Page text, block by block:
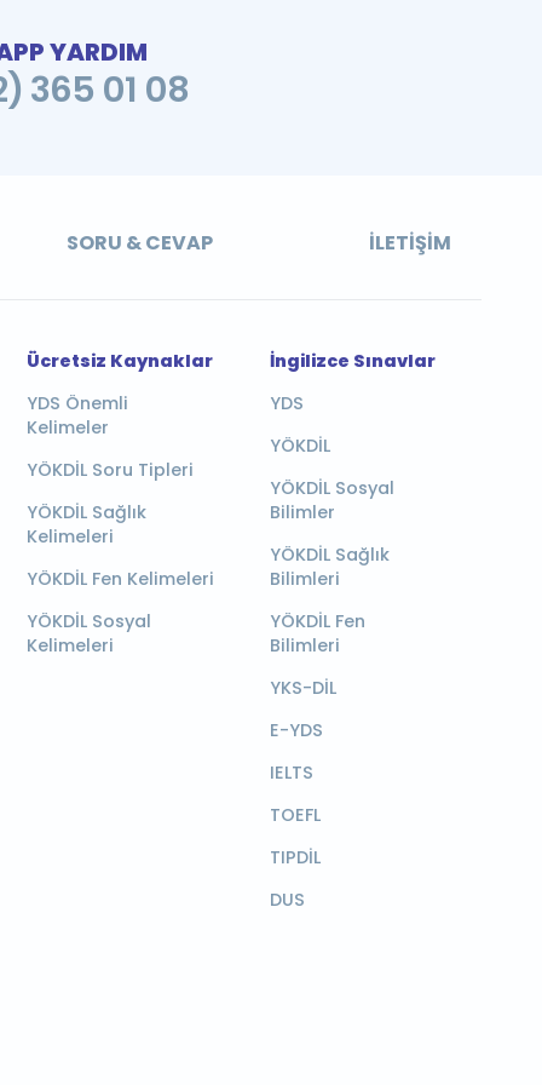
YARDIM
365 01 08
SORU & CEVAP İLETIŞIM
Ücretsiz Kaynaklar
YDS Önemli
Kelimeler
YÖKDİL Soru Tipleri
YÖKDİL Sağlık
Kelimeleri
YÖKDİL Fen Kelimeleri
YÖKDİL Sosyal
Kelimeleri
İngilizce Sınavlar
YDS
YÖKDİL
YÖKDİL Sosyal
Bilimler
YÖKDİL Sağlık
Bilimleri
YÖKDİL Fen
Bilimleri
YKS-DİL
E-YDS
IELTS
TOEFL
TIPDİL
DUS